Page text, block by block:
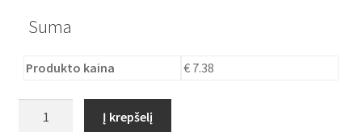
Plastiko rūšys
Plastiko spalvos
Wishlist
Suma
Produkto kaina € 7.38
Į krepšelį